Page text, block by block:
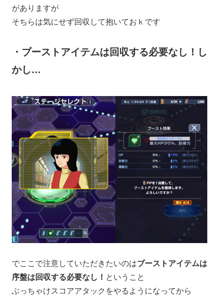
がありますが
そちらは気にせず回収して抱いておｋです
・ブーストアイテムは回収する必要なし！し
かし…
でここで注意していただきたいのはブーストアイテムは
序盤は回収する必要なし！ ということ
ぶっちゃけスコアアタックをやるようになってから